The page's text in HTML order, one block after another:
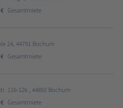
Gesamtmiete
24, 44791 Bochum
Gesamtmiete
116-126 , 44892 Bochum
Gesamtmiete